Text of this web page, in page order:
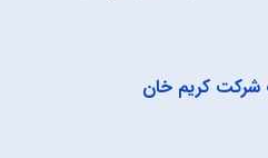
کریم خان